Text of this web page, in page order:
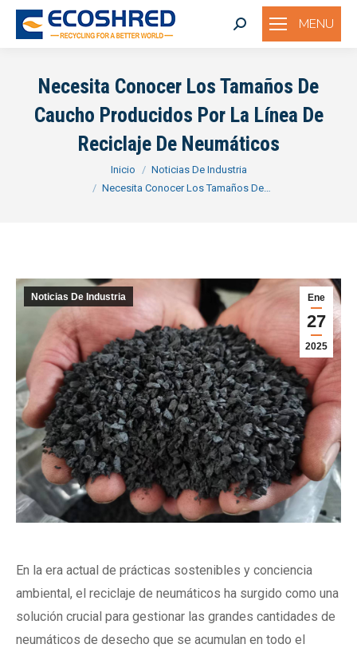
MENU
Buscar:
Necesita Conocer Los Tamaños De
Caucho Producidos Por La Línea De
Reciclaje De Neumáticos
Inicio
Noticias De Industria
Necesita Conocer Los Tamaños De…
Ene
27
2025
Noticias De Industria
En la era actual de prácticas sostenibles y conciencia
ambiental, el reciclaje de neumáticos ha surgido como una
solución crucial para gestionar las grandes cantidades de
neumáticos de desecho que se acumulan en todo el